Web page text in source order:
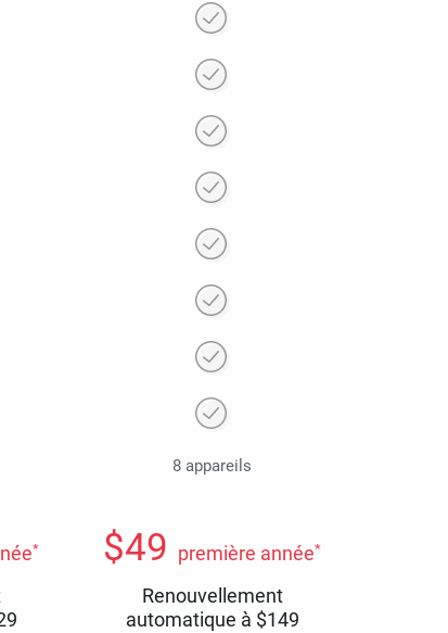
8 appareils
* $49 première année*
Renouvellement
automatique à $149